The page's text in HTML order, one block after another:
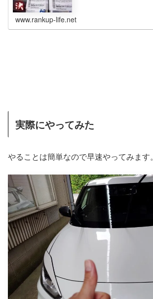
www.rankup-life.net
実際にやってみた
やることは簡単なので早速やってみます。